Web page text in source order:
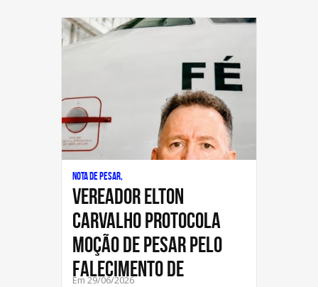
Nota de Pesar,
Vereador Elton
Carvalho protocola
Moção de Pesar pelo
falecimento de
Em 29/06/2026